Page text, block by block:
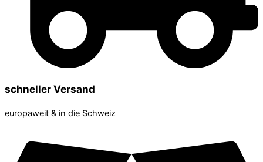
schneller Versand
europaweit & in die Schweiz